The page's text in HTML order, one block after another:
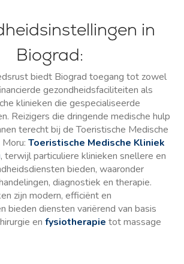
in
Biograd:
biedt Biograd toegang tot zowel
gezondheidsfaciliteiten als
klinieken die gespecialiseerde
Reizigers die dringende medische hulp
terecht bij de Toeristische Medische
Toeristische Medische Kliniek
, terwijl particuliere klinieken snellere en
bieden, waaronder
diagnostiek en therapie.
zijn modern, efficiënt en
bieden diensten variërend van basis
en fysiotherapie tot massage